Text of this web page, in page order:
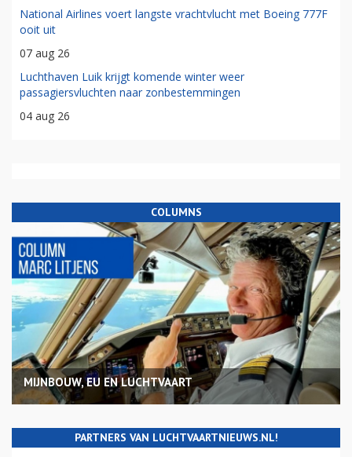
National Airlines voert langste vrachtvlucht met Boeing 777F
ooit uit
07 aug 26
Luchthaven Luik krijgt komende winter weer
passagiersvluchten naar zonbestemmingen
04 aug 26
COLUMNS
MIJNBOUW, EU EN LUCHTVAART
PARTNERS VAN LUCHTVAARTNIEUWS.NL!